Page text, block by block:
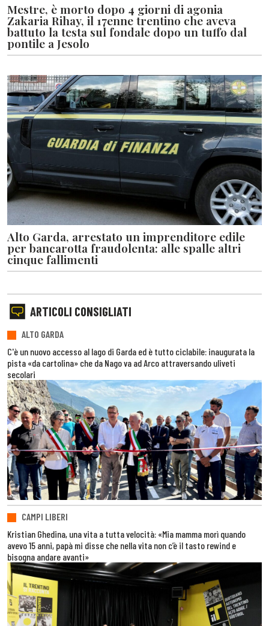
Mestre, è morto dopo 4 giorni di agonia
Zakaria Rihay, il 17enne trentino che aveva
battuto la testa sul fondale dopo un tuffo dal
pontile a Jesolo
Alto Garda, arrestato un imprenditore edile
per bancarotta fraudolenta: alle spalle altri
cinque fallimenti
ARTICOLI CONSIGLIATI
ALTO GARDA
C'è un nuovo accesso al lago di Garda ed è tutto ciclabile: inaugurata la
pista «da cartolina» che da Nago va ad Arco attraversando uliveti
secolari
CAMPI LIBERI
Kristian Ghedina, una vita a tutta velocità: «Mia mamma morì quando
avevo 15 anni, papà mi disse che nella vita non c’è il tasto rewind e
bisogna andare avanti»